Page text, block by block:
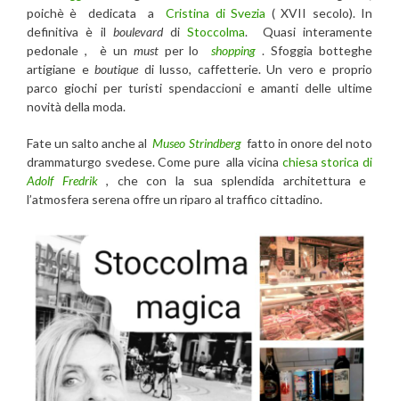
poichè è dedicata aCristina di Svezia ( XVII secolo). In
definitiva è il boulevard diStoccolma. Quasi interamente
pedonale , è un must per loshopping . Sfoggia botteghe
artigiane eboutique di lusso, caffetterie. Un vero e proprio
parco giochi per turisti spendaccioni e amanti delle ultime
novità della moda.
Fate un salto anche alMuseo Strindbergfatto in onore del noto
drammaturgo svedese. Come pure alla vicina chiesa storica di
Adolf Fredrik, che con la sua splendida architettura e
l’atmosfera serena offre un riparo al traffico cittadino.